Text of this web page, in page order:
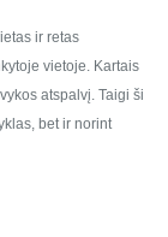
ir retas
vietoje. Kartais
atspalvį. Taigi ši
bet ir norint